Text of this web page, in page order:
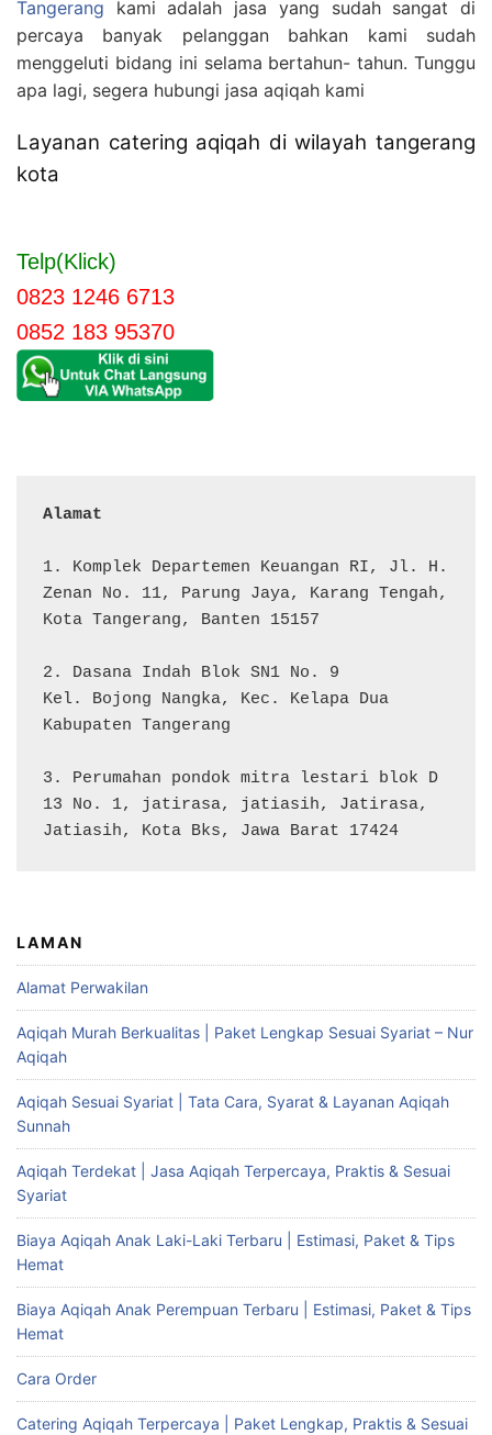
Tangerang kami adalah jasa yang sudah sangat di
percaya banyak pelanggan bahkan kami sudah
menggeluti bidang ini selama bertahun- tahun. Tunggu
apa lagi, segera hubungi jasa aqiqah kami
Layanan catering aqiqah di wilayah tangerang
kota
Telp(Klick)
0823 1246 6713
0852 183 95370
Alamat
1. Komplek Departemen Keuangan RI, Jl. H.
Zenan No. 11, Parung Jaya, Karang Tengah,
Kota Tangerang, Banten 15157
2. Dasana Indah Blok SN1 No. 9
Kel. Bojong Nangka, Kec. Kelapa Dua
Kabupaten Tangerang
3. Perumahan pondok mitra lestari blok D
13 No. 1, jatirasa, jatiasih, Jatirasa,
Jatiasih, Kota Bks, Jawa Barat 17424
LAMAN
Alamat Perwakilan
Aqiqah Murah Berkualitas | Paket Lengkap Sesuai Syariat – Nur
Aqiqah
Aqiqah Sesuai Syariat | Tata Cara, Syarat & Layanan Aqiqah
Sunnah
Aqiqah Terdekat | Jasa Aqiqah Terpercaya, Praktis & Sesuai
Syariat
Biaya Aqiqah Anak Laki-Laki Terbaru | Estimasi, Paket & Tips
Hemat
Biaya Aqiqah Anak Perempuan Terbaru | Estimasi, Paket & Tips
Hemat
Cara Order
Catering Aqiqah Terpercaya | Paket Lengkap, Praktis & Sesuai